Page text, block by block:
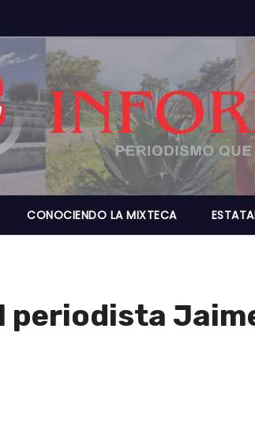
CONOCIENDO LA MIXTECA